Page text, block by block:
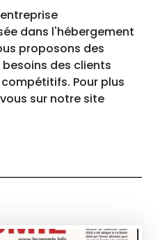
dans l'hébergement
proposons des
des clients
Pour plus
sur notre site